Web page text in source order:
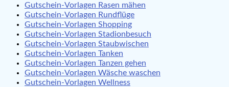
Gutschein-Vorlagen Rasen mähen
Gutschein-Vorlagen Rundflüge
Gutschein-Vorlagen Shopping
Gutschein-Vorlagen Stadionbesuch
Gutschein-Vorlagen Staubwischen
Gutschein-Vorlagen Tanken
Gutschein-Vorlagen Tanzen gehen
Gutschein-Vorlagen Wäsche waschen
Gutschein-Vorlagen Wellness